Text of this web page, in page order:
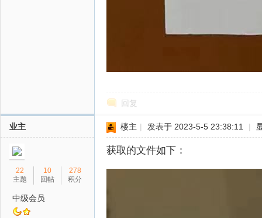
回复
业主
22
主题
10
回帖
278
积分
中级会员
楼主 | 发表于 2023-5-5 23:38:11 |
获取的文件如下：